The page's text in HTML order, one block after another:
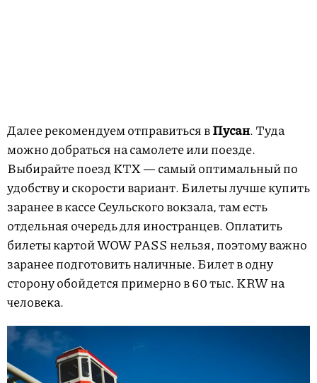
Далее рекомендуем отправиться вПусан. Туда
можно добраться на самолете или поезде.
Выбирайте поезд KTX — самый оптимальный по
удобству и скорости вариант. Билеты лучше купить
заранее в кассе Сеульского вокзала, там есть
отдельная очередь для иностранцев. Оплатить
билеты картой WOW PASS нельзя, поэтому важно
заранее подготовить наличные. Билет в одну
сторону обойдется примерно в 60 тыс. KRW на
человека.